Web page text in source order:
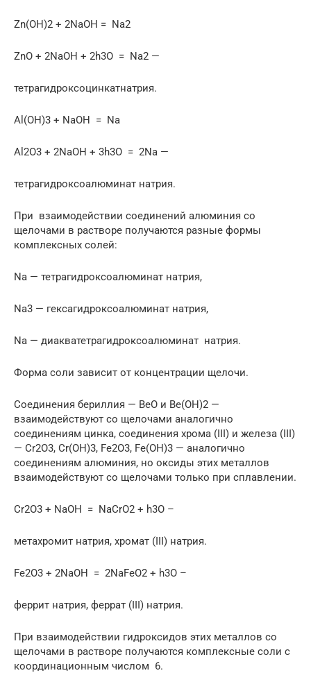
Zn(OH)2 + 2NaOH = Na2
ZnO + 2NaOH + 2h3O = Na2 —
тетрагидроксоцинкатнатрия.
Al(OH)3 + NaOH = Na
Al2O3 + 2NaOH + 3h3O = 2Na —
тетрагидроксоалюминат натрия.
При взаимодействии соединений алюминия со
щелочами в растворе получаются разные формы
комплексных солей:
Na — тетрагидроксоалюминат натрия,
Na3 — гексагидроксоалюминат натрия,
Na — диакватетрагидроксоалюминат натрия.
Форма соли зависит от концентрации щелочи.
Соединения бериллия — ВеО и Ве(ОН)2 —
взаимодействуют со щелочами аналогично
соединениям цинка, соединения хрома (III) и железа (III)
— Cr2O3, Cr(OH)3, Fe2O3, Fe(OH)3 — аналогично
соединениям алюминия, но оксиды этих металлов
взаимодействуют со щелочами только при сплавлении.
Cr2O3 + NaOH = NaCrO2 + h3O –
метахромит натрия, хромат (III) натрия.
Fe2O3 + 2NaOH = 2NaFeO2 + h3O –
феррит натрия, феррат (III) натрия.
При взаимодействии гидроксидов этих металлов со
щелочами в растворе получаются комплексные соли с
координационным числом 6.